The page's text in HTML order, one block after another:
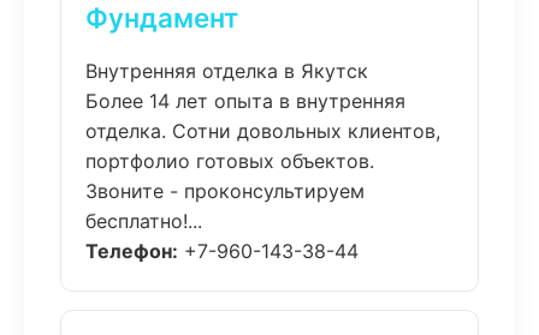
Фундамент
Внутренняя отделка в Якутск
Более 14 лет опыта в внутренняя
отделка. Сотни довольных клиентов,
портфолио готовых объектов.
Звоните - проконсультируем
бесплатно!...
Телефон: +7-960-143-38-44